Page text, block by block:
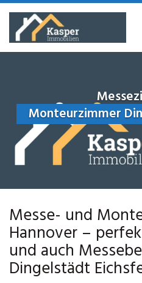
Skip
main
Monteurzimmer
Messe- und
Hannover –
und auch
Dingelstädt